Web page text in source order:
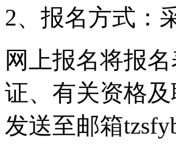
2、报名方式：
网上报名将报名
证、有关资格
发送至邮箱